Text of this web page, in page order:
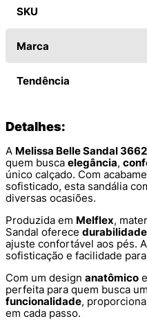
SKU
Marca
Tendência
Detalhes:
A Melissa Belle Sandal
quem busca elegância,
único calçado. Com
sofisticado, esta sandália
diversas ocasiões.
Produzida em Melflex,
Sandal oferece durabilidade
ajuste confortável aos pés.
sofisticação e facilidade
Com um design anatômico e
perfeita para quem busca
funcionalidade,
em cada passo.